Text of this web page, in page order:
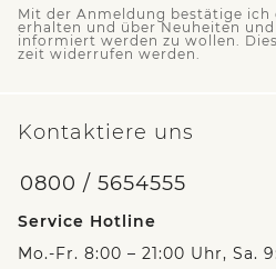
Mit der Anmeldung bestätige ich
erhalten und über Neuheiten und
informiert werden zu wollen.
zeit widerrufen werden.
Kontaktiere uns
0800 / 5654555
Service Hotline
Mo.-Fr. 8:00 – 21:00 Uhr, Sa.